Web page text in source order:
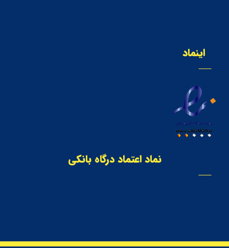
اینماد
نماد اعتماد درگاه بانکی